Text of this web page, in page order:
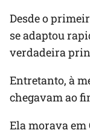
Desde o
se adaptou
verdadeira
Entretanto, à
chegavam ao
Ela morava em